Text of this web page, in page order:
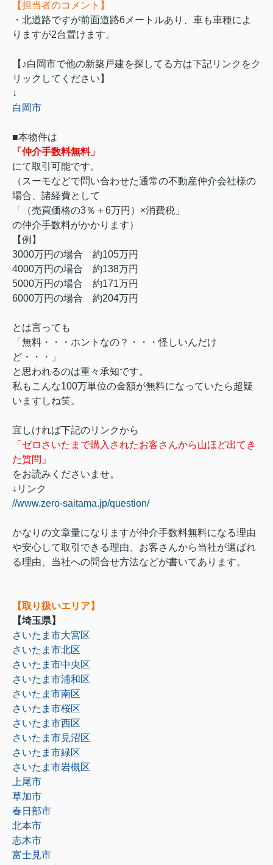
【担当者のコメント】
・北道路ですが前面道路6メートルあり、車も車種によ
りますが2台置けます。
【♪白岡市で他の新築戸建を探してる方は下記リンクをク
リックしてください】
↓
白岡市
■本物件は
「仲介手数料無料」
にて取引可能です。
（スーモなどで問い合わせた通常の不動産仲介会社様の
場合、諸経費として
「（売買価格の3％＋6万円）×消費税」
の仲介手数料がかかります）
【例】
3000万円の場合 約105万円
4000万円の場合 約138万円
5000万円の場合 約171万円
6000万円の場合 約204万円
とは言っても
「無料・・・ホントなの？・・・怪しいんだけ
ど・・・」
と思われるのは重々承知です。
私もこんな100万単位の金額が無料になっていたら超疑
いますしね笑。
宜しければ下記のリンクから
「ゼロさいたまで購入されたお客さんから山ほど出てき
た質問」
をお読みくださいませ。
↓リンク
//www.zero-saitama.jp/question/
かなりの文章量になりますが仲介手数料無料になる理由
や安心して取引できる理由、お客さんから当社が選ばれ
る理由、当社への問合せ方法などが書いてあります。
【取り扱いエリア】
【埼玉県】
さいたま市大宮区
さいたま市北区
さいたま市中央区
さいたま市浦和区
さいたま市南区
さいたま市桜区
さいたま市西区
さいたま市見沼区
さいたま市緑区
さいたま市岩槻区
上尾市
草加市
春日部市
北本市
志木市
富士見市